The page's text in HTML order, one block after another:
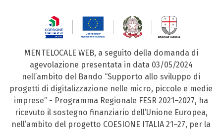
MENTELOCALE WEB, a seguito della domanda di
agevolazione presentata in data 03/05/2024
nell’ambito del Bando “Supporto allo sviluppo di
progetti di digitalizzazione nelle micro, piccole e medie
imprese” - Programma Regionale FESR 2021–2027, ha
ricevuto il sostegno finanziario dell’Unione Europea,
nell’ambito del progetto COESIONE ITALIA 21–27, per la